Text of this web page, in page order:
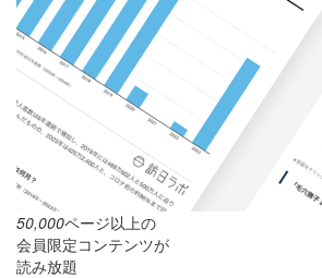
50,000ページ以上の
会員限定コンテンツが
読み放題